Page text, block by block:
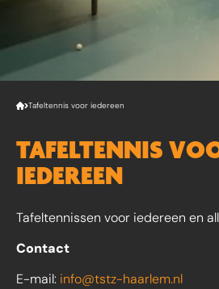
Tafeltennis voor iedereen
TAFELTENNIS
IEDEREEN
Tafeltennissen voor iedereen en
Contact
E-mail: info@tstz-haarlem.nl